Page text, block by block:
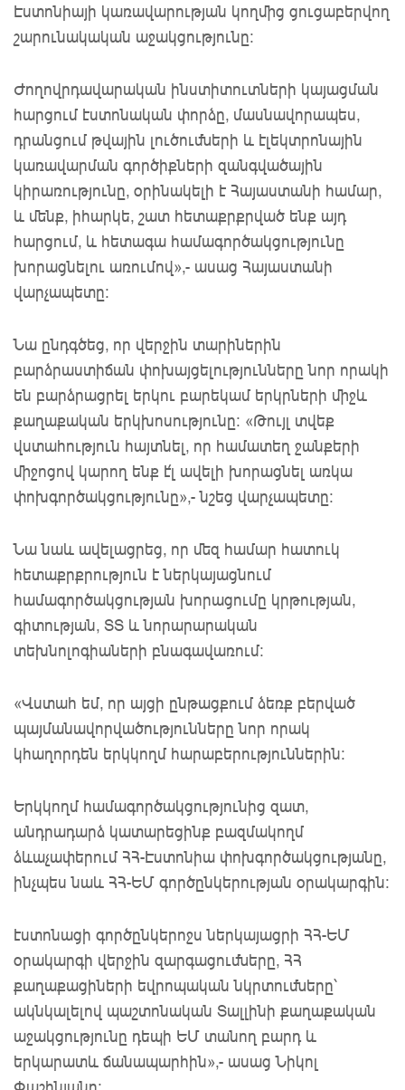
Էստոնիայի կառավարության կողմից ցուցաբերվող
շարունակական աջակցությունը:
Ժողովրդավարական ինստիտուտների կայացման
հարցում էստոնական փորձը, մասնավորապես,
դրանցում թվային լուծումների և էլեկտրոնային
կառավարման գործիքների զանգվածային
կիրառությունը, օրինակելի է Հայաստանի համար,
և մենք, իհարկե, շատ հետաքրքրված ենք այդ
հարցում, և հետագա համագործակցությունը
խորացնելու առումով»,- ասաց Հայաստանի
վարչապետը:
Նա ընդգծեց, որ վերջին տարիներին
բարձրաստիճան փոխայցելությունները նոր որակի
են բարձրացրել երկու բարեկամ երկրների միջև
քաղաքական երկխոսությունը: «Թույլ տվեք
վստահություն հայտնել, որ համատեղ ջանքերի
միջոցով կարող ենք է՛լ ավելի խորացնել առկա
փոխգործակցությունը»,- նշեց վարչապետը:
Նա նաև ավելացրեց, որ մեզ համար հատուկ
հետաքրքրություն է ներկայացնում
համագործակցության խորացումը կրթության,
գիտության, ՏՏ և նորարարական
տեխնոլոգիաների բնագավառում:
«Վստահ եմ, որ այցի ընթացքում ձեռք բերված
պայմանավորվածությունները նոր որակ
կհաղորդեն երկկողմ հարաբերություններին:
Երկկողմ համագործակցությունից զատ,
անդրադարձ կատարեցինք բազմակողմ
ձևաչափերում ՀՀ-Էստոնիա փոխգործակցությանը,
ինչպես նաև ՀՀ-ԵՄ գործընկերության օրակարգին:
էստոնացի գործընկերոջս ներկայացրի ՀՀ-ԵՄ
օրակարգի վերջին զարգացումները, ՀՀ
քաղաքացիների եվրոպական նկրտումները՝
ակնկալելով պաշտոնական Տալլինի քաղաքական
աջակցությունը դեպի ԵՄ տանող բարդ և
երկարատև ճանապարհին»,- ասաց Նիկոլ